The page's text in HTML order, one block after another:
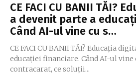
CE FACI CU BANII TĂI?
a devenit parte a
Când AI-ul vine cu s…
CE FACI CU BANII TĂI? Educaţia
educaţiei financiare. Când AI-ul
contracarat, ce soluţii...